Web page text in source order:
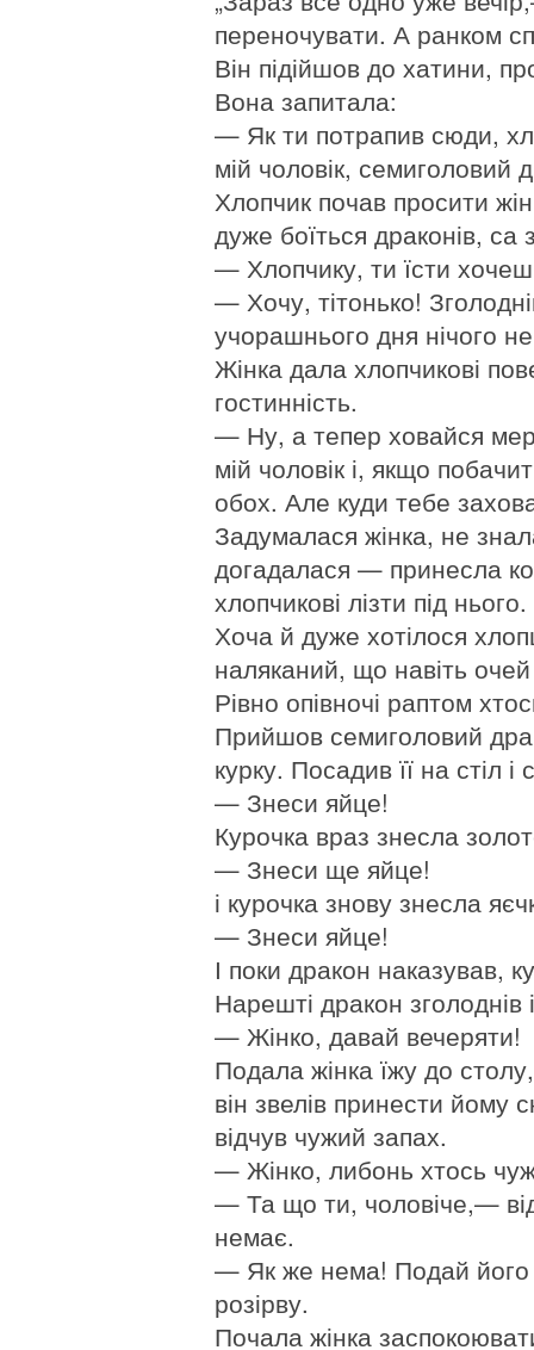
переночувати. А ранком
Він підійшов до хатини,
Вона запитала:
— Як ти потрапив сюди,
мій чоловік, семиголовий
Хлопчик почав просити
дуже боїться драконів, са
— Хлопчику, ти їсти
— Хочу, тітонько!
учорашнього дня нічого
Жінка дала хлопчикові
гостинність.
— Ну, а тепер ховайся
мій чоловік і, якщо
обох. Але куди тебе
Задумалася жінка, не
догадалася — принесла
хлопчикові лізти під нього.
Хоча й дуже хотілося
наляканий, що навіть
Рівно опівночі раптом
Прийшов семиголовий
курку. Посадив її на стіл і
— Знеси яйце!
Курочка враз знесла
— Знеси ще яйце!
і курочка знову знесла
— Знеси яйце!
І поки дракон наказував,
Нарешті дракон зголоднів
— Жінко, давай вечеряти!
Подала жінка їжу до
він звелів принести йому
відчув чужий запах.
— Жінко, либонь хтось
— Та що ти, чоловіче,—
немає.
— Як же нема! Подай його
розірву.
Почала жінка